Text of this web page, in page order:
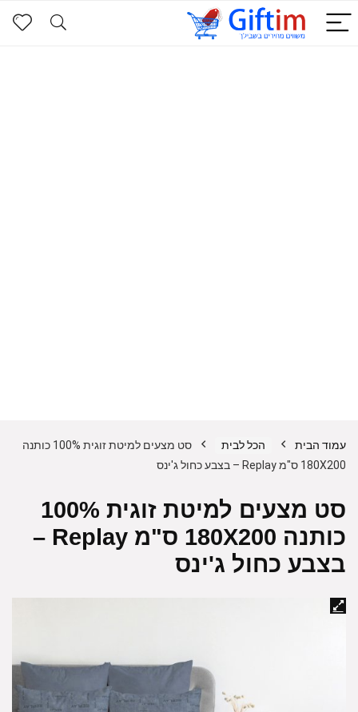
עמוד הבית הכל לבית
סט מצעים למיטת זוגית 100% כותנה
180X200 ס"מ Replay – בצבע כחול ג'ינס
סט מצעים למיטת זוגית 100%
כותנה 180X200 ס"מ Replay –
בצבע כחול ג'ינס